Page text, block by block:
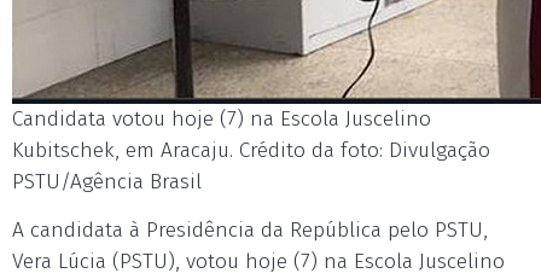
Candidata votou hoje (7) na Escola Juscelino
Kubitschek, em Aracaju. Crédito da foto: Divulgação
PSTU/Agência Brasil
A candidata à Presidência da República pelo PSTU,
Vera Lúcia (PSTU), votou hoje (7) na Escola Juscelino